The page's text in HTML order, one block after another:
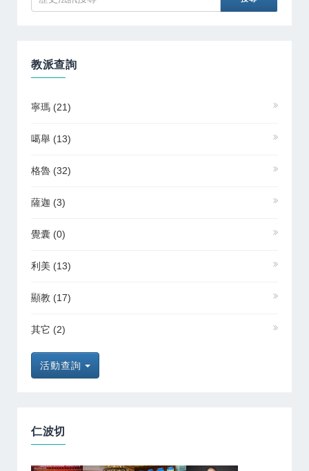
教派查詢
寧瑪 (21)
噶舉 (13)
格魯 (32)
薩迦 (3)
覺囊 (0)
利美 (13)
顯教 (17)
其它 (2)
活動查詢
仁波切